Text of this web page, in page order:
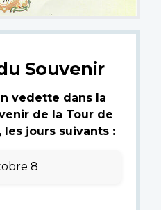
Souvenir
vedette dans la
de la Tour de
les jours suivants :
8